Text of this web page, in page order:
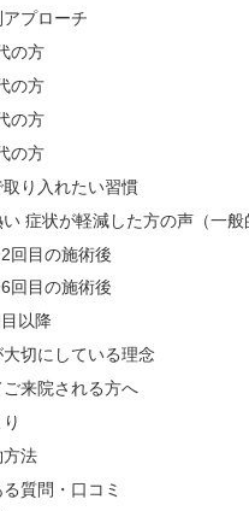
プローチ
の方
の方
の方
の方
取り入れたい習慣
い 症状が軽減した方の声（一般
回目の施術後
回目の施術後
以降
大切にしている理念
来院される方へ
方法
質問・口コミ